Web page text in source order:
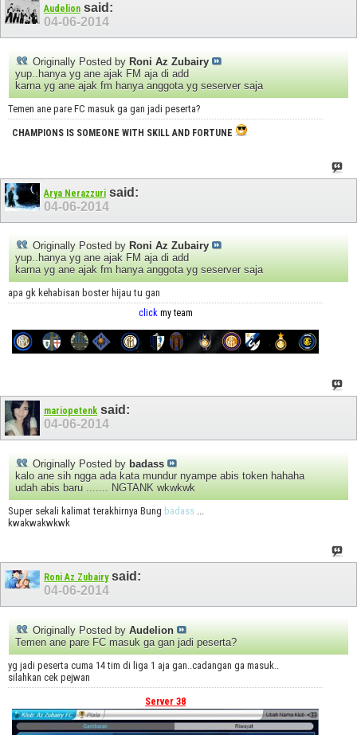
Audelion said:
04-06-2014
Originally Posted by Roni Az Zubairy
yup..hanya yg ane ajak FM aja di add
karna yg ane ajak fm hanya anggota yg seserver saja
Temen ane pare FC masuk ga gan jadi peserta?
CHAMPIONS IS SOMEONE WITH SKILL AND FORTUNE
Arya Nerazzuri said:
04-06-2014
Originally Posted by Roni Az Zubairy
yup..hanya yg ane ajak FM aja di add
karna yg ane ajak fm hanya anggota yg seserver saja
apa gk kehabisan boster hijau tu gan
click my team
mariopetenk said:
04-06-2014
Originally Posted by badass
kalo ane sih ngga ada kata mundur nyampe abis token hahaha
udah abis baru ....... NGTANK wkwkwk
Super sekali kalimat terakhirnya Bung badass
kwakwakwkwk
Roni Az Zubairysaid:
04-06-2014
Originally Posted by Audelion
Temen ane pare FC masuk ga gan jadi peserta?
yg jadi peserta cuma 14 tim di liga 1 aja gan..cadangan ga masuk..
silahkan cek pejwan
Server 38